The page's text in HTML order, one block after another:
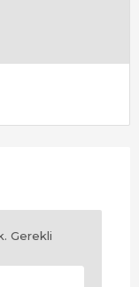
Gerekli